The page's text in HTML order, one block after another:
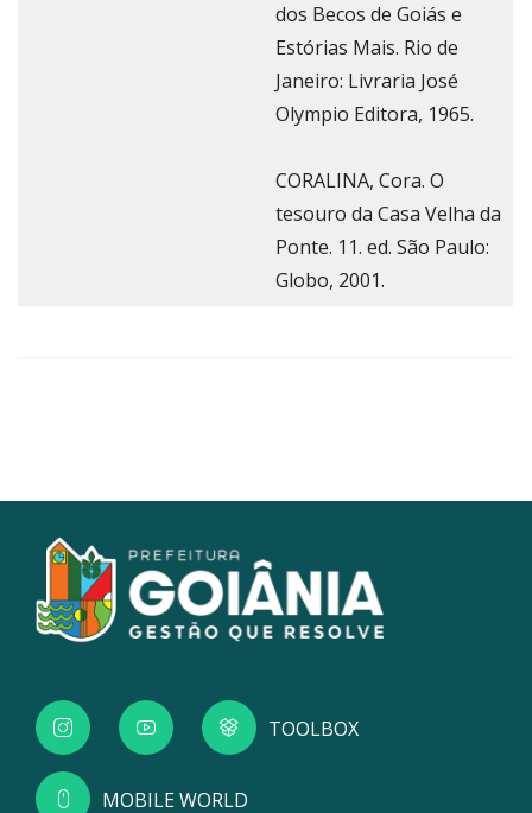
dos Becos de Goiás e
Estórias Mais. Rio de
Janeiro: Livraria José
Olympio Editora, 1965.
CORALINA, Cora. O
tesouro da Casa Velha da
Ponte. 11. ed. São Paulo:
Globo, 2001.
TOOLBOX
MOBILE WORLD